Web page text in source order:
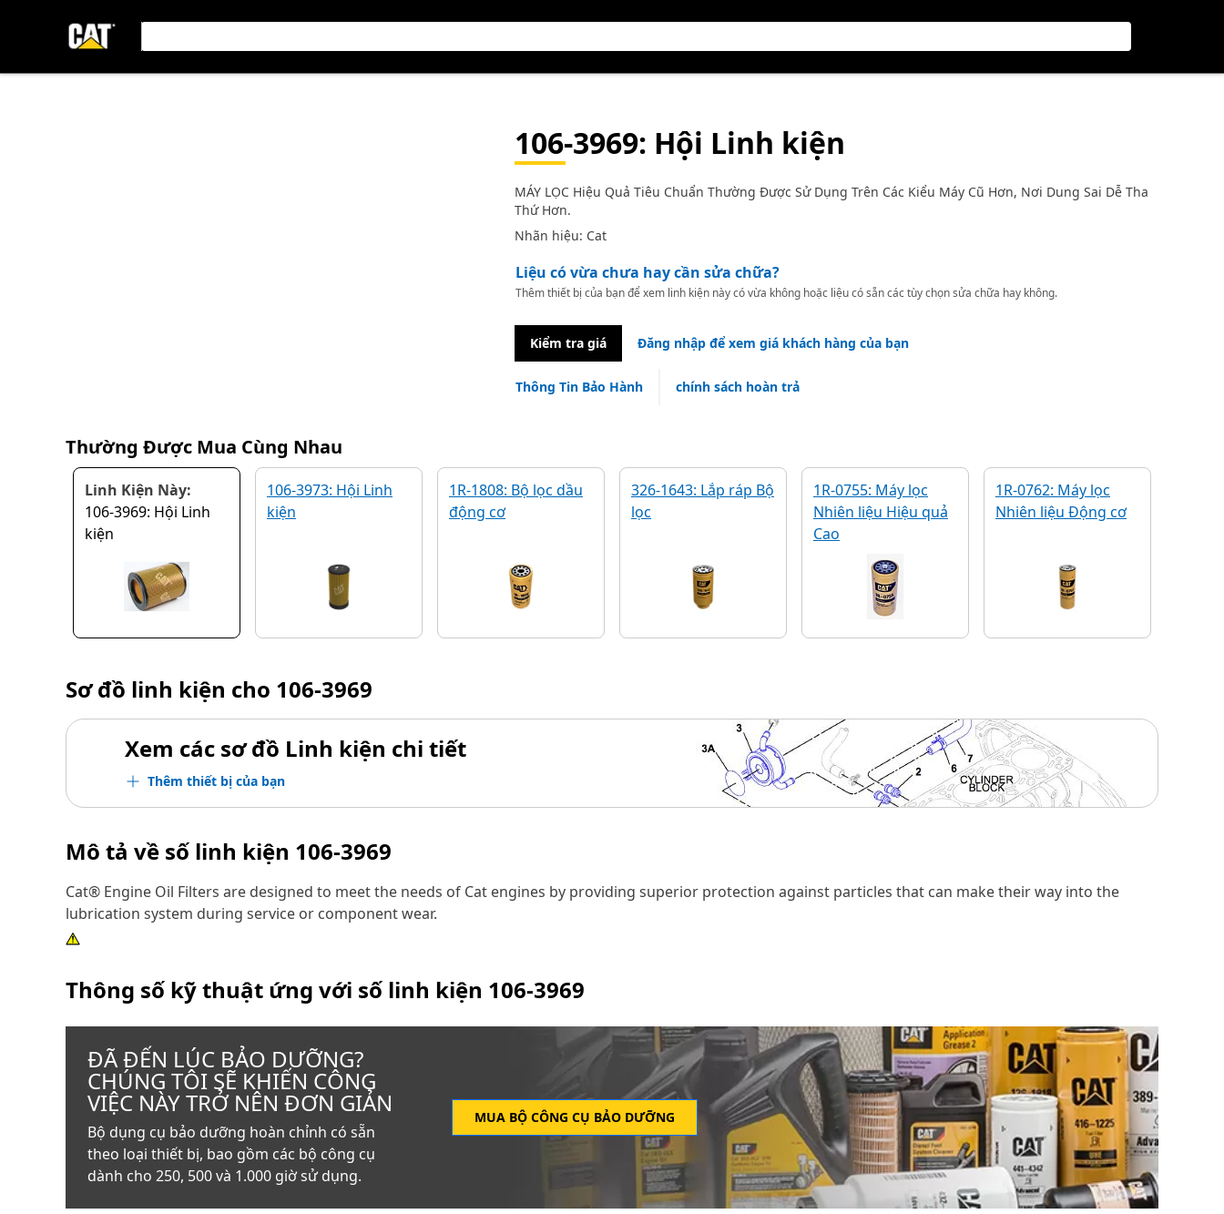
106-3969: Hội Linh kiện
MÁY LỌC Hiệu Quả Tiêu Chuẩn Thường Được Sử Dụng Trên Các Kiểu Máy Cũ Hơn, Nơi Dung Sai Dễ Tha
Thứ Hơn.
Nhãn hiệu: Cat
Liệu có vừa chưa hay cần sửa chữa?
Thêm thiết bị của bạn để xem linh kiện này có vừa không hoặc liệu có sẵn các tùy chọn sửa chữa hay không.
Kiểm tra giá Đăng nhập để xem giá khách hàng của bạn
Thông Tin Bảo Hành chính sách hoàn trả
Thường Được Mua Cùng Nhau
Linh Kiện Này:
106-3969: Hội Linh
kiện
106-3973: Hội Linh
kiện
1R-1808: Bộ lọc dầu
động cơ
326-1643: Lắp ráp Bộ
lọc
1R-0755: Máy lọc
Nhiên liệu Hiệu quả
Cao
1R-0762: Máy lọc
Nhiên liệu Động cơ
Sơ đồ linh kiện cho 106-3969
Xem các sơ đồ Linh kiện chi tiết
Thêm thiết bị của bạn
Mô tả về số linh kiện 106-3969
Cat® Engine Oil Filters are designed to meet the needs of Cat engines by providing superior protection against particles that can make their way into the
lubrication system during service or component wear.
Thông số kỹ thuật ứng với số linh kiện 106-3969
ĐÃ ĐẾN LÚC BẢO DƯỠNG?
CHÚNG TÔI SẼ KHIẾN CÔNG
VIỆC NÀY TRỞ NÊN ĐƠN GIẢN
Bộ dụng cụ bảo dưỡng hoàn chỉnh có sẵn
theo loại thiết bị, bao gồm các bộ công cụ
dành cho 250, 500 và 1.000 giờ sử dụng.
MUA BỘ CÔNG CỤ BẢO DƯỠNG